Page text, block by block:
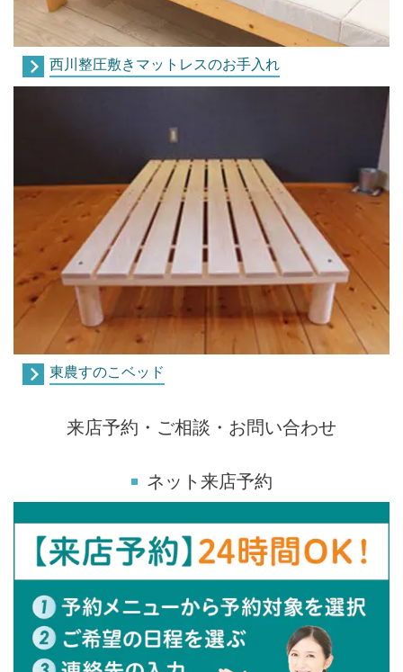
西川整圧敷きマットレスのお手入れ
東農すのこベッド
来店予約・ご相談・お問い合わせ
ネット来店予約